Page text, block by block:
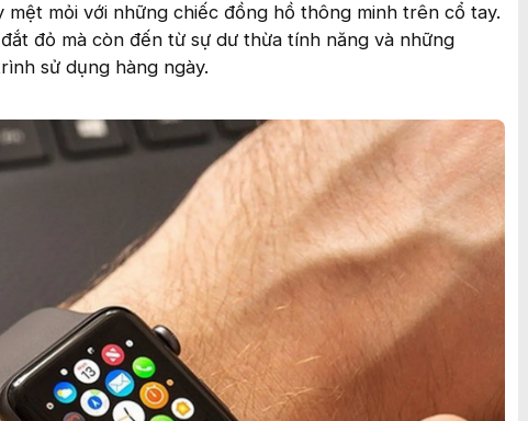
mệt mỏi với những chiếc đồng hồ thông minh trên cổ tay.
đỏ mà còn đến từ sự dư thừa tính năng và những
sử dụng hàng ngày.